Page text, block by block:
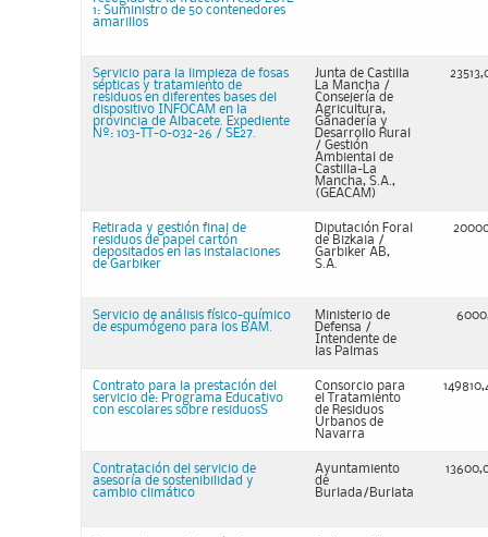
1: Suministro de 50 contenedores
amarillos
Servicio para la limpieza de fosas
sépticas y tratamiento de
residuos en diferentes bases del
dispositivo INFOCAM en la
provincia de Albacete. Expediente
Nº: 103-TT-0-032-26 / SE27.
Junta de Castilla
La Mancha /
Consejería de
Agricultura,
Ganadería y
Desarrollo Rural
/ Gestión
Ambiental de
Castilla-La
Mancha, S.A.,
(GEACAM)
Retirada y gestión final de
residuos de papel cartón
depositados en las instalaciones
de Garbiker
Diputación Foral
de Bizkaia /
Garbiker AB,
S.A.
Servicio de análisis físico-químico
de espumógeno para los BAM.
Ministerio de
Defensa /
Intendente de
las Palmas
Contrato para la prestación del
servicio de: Programa Educativo
con escolares sobre residuosS
Consorcio para
el Tratamiento
de Residuos
Urbanos de
Navarra
Contratación del servicio de
asesoría de sostenibilidad y
cambio climático
Ayuntamiento
de
Burlada/Burlata